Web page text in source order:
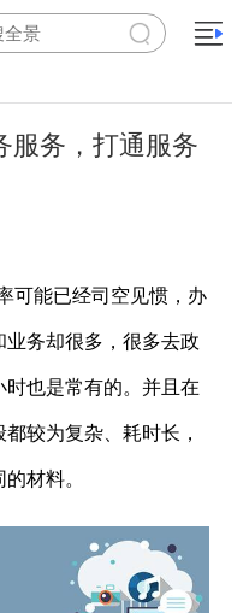
服务，打通服务
可能已经司空见惯，办
务却很多，很多去政
也是常有的。并且在
较为复杂、耗时长，
材料。